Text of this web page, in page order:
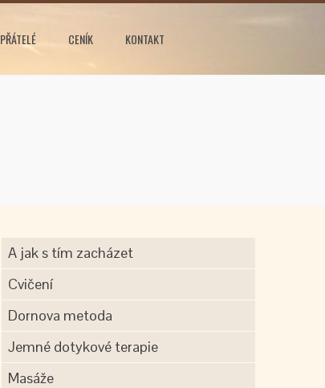
PŘÁTELÉ CENÍK
KONTAKT
A jak s tím zacházet
Cvičení
Dornova metoda
Jemné dotykové terapie
Masáže